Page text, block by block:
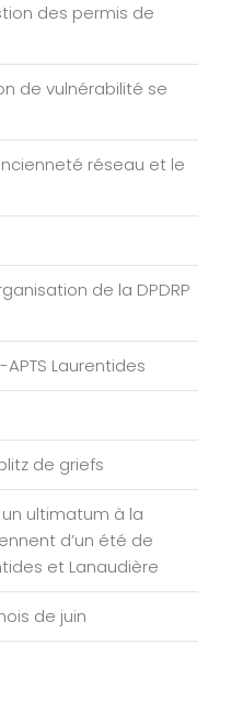
des permis de
de vulnérabilité se
réseau et le
de la DPDRP
Laurentides
de griefs
ultimatum à la
d’un été de
et Lanaudière
de juin